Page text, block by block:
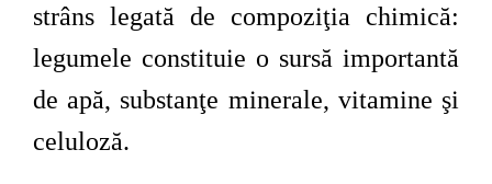
strâns legată de compoziţia chimică:
legumele constituie o sursă importantă
de apă, substanţe minerale, vitamine şi
celuloză.